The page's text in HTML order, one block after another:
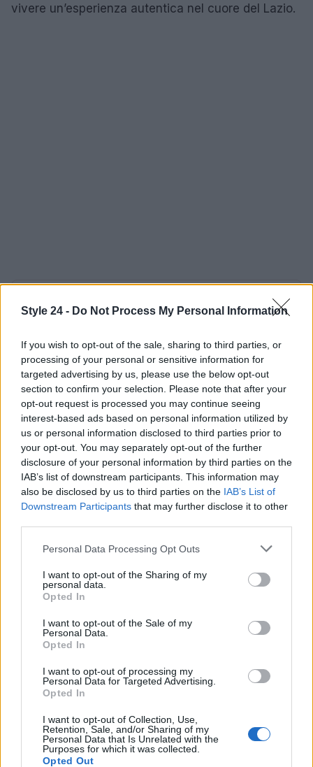
Style 24 - Do Not Process My Personal Information
If you wish to opt-out of the sale, sharing to third parties, or
processing of your personal or sensitive information for
targeted advertising by us, please use the below opt-out
section to confirm your selection. Please note that after your
opt-out request is processed you may continue seeing
interest-based ads based on personal information utilized by
us or personal information disclosed to third parties prior to
your opt-out. You may separately opt-out of the further
disclosure of your personal information by third parties on the
IAB’s list of downstream participants. This information may
also be disclosed by us to third parties on the IAB’s List of
Downstream Participants that may further disclose it to other
Please note that this website/app uses one or more Google
not limited to your visit or usage behaviour. You may click to
grant or deny consent to Google and its third-party tags to
use your data for below specified purposes in below Google
consent section.
Personal Data Processing Opt Outs
I want to opt-out of the Sharing of my
personal data.
Opted In
I want to opt-out of the Sale of my
Personal Data.
Opted In
I want to opt-out of processing my
Personal Data for Targeted Advertising.
Opted In
I want to opt-out of Collection, Use,
Retention, Sale, and/or Sharing of my
Personal Data that Is Unrelated with the
Purposes for which it was collected.
Opted Out
vivere un’esperienza autentica nel cuore del Lazio.
Staff
Continua a leggere